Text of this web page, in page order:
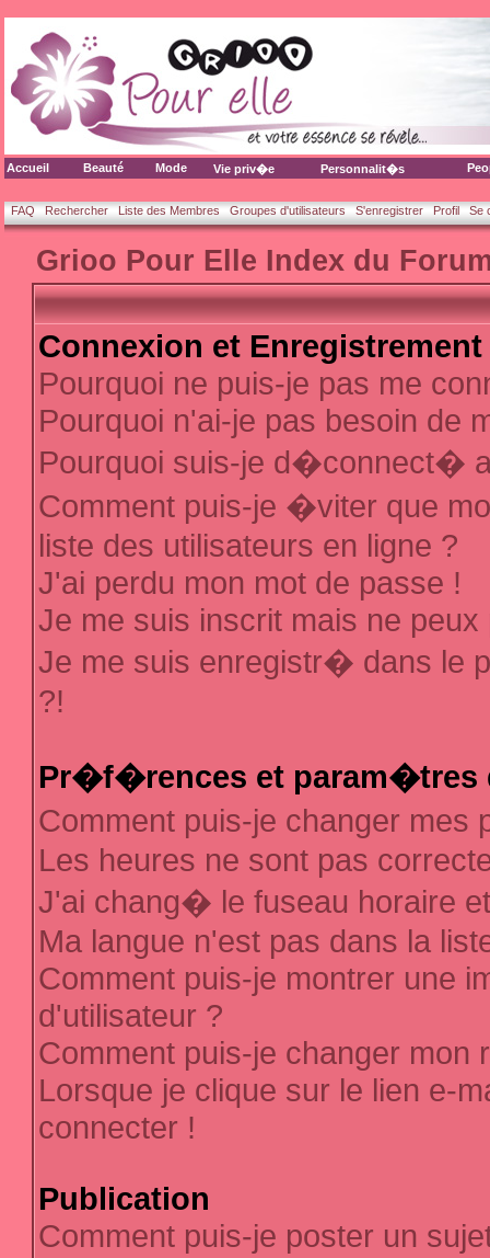
Accueil Beauté Mode Vie priv�e Personnalit�s
FAQ Rechercher Liste des Membres Groupes d'utilisateurs S'enregistrer Profil Se
Grioo Pour Elle Index du
Connexion et Enregistrement
Pourquoi ne puis-je pas me
Pourquoi n'ai-je pas besoin de
Pourquoi suis-je d�connect�
Comment puis-je �viter que
liste des utilisateurs en ligne ?
J'ai perdu mon mot de passe !
Je me suis inscrit mais ne
Je me suis enregistr� dans le
?!
Pr�f�rences et param�tres
Comment puis-je changer
Les heures ne sont pas
J'ai chang� le fuseau horaire
Ma langue n'est pas dans la
Comment puis-je montrer une
d'utilisateur ?
Comment puis-je changer mon
Lorsque je clique sur le lien e-
connecter !
Publication
Comment puis-je poster un